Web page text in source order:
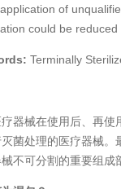
of
could be
Terminally
械在使用后、再使用
菌处理的医疗器械
械不可分割的重要组成